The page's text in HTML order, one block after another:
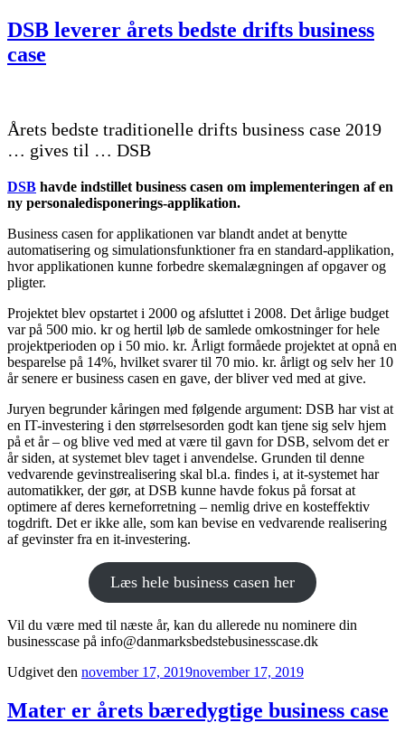
DSB leverer årets bedste drifts business
case
Årets bedste traditionelle drifts business case 2019
… gives til … DSB
DSB havde indstillet business casen om implementeringen af en
ny personaledisponerings-applikation.
Business casen for applikationen var blandt andet at benytte
automatisering og simulationsfunktioner fra en standard-applikation,
hvor applikationen kunne forbedre skemalægningen af opgaver og
pligter.
Projektet blev opstartet i 2000 og afsluttet i 2008. Det årlige budget
var på 500 mio. kr og hertil løb de samlede omkostninger for hele
projektperioden op i 50 mio. kr. Årligt formåede projektet at opnå en
besparelse på 14%, hvilket svarer til 70 mio. kr. årligt og selv her 10
år senere er business casen en gave, der bliver ved med at give.
Juryen begrunder kåringen med følgende argument: DSB har vist at
en IT-investering i den størrelsesorden godt kan tjene sig selv hjem
på et år – og blive ved med at være til gavn for DSB, selvom det er
år siden, at systemet blev taget i anvendelse. Grunden til denne
vedvarende gevinstrealisering skal bl.a. findes i, at it-systemet har
automatikker, der gør, at DSB kunne havde fokus på forsat at
optimere af deres kerneforretning – nemlig drive en kosteffektiv
togdrift. Det er ikke alle, som kan bevise en vedvarende realisering
af gevinster fra en it-investering.
Læs hele business casen her
Vil du være med til næste år, kan du allerede nu nominere din
businesscase på info@danmarksbedstebusinesscase.dk
Udgivet den november 17, 2019november 17, 2019
Mater er årets bæredygtige business case